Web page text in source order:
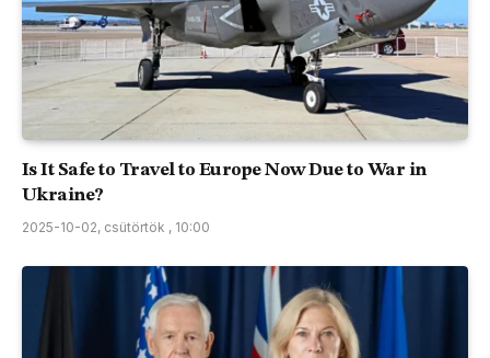
Is It Safe to Travel to Europe Now Due to War in
Ukraine?
2025-10-02, csütörtök , 10:00